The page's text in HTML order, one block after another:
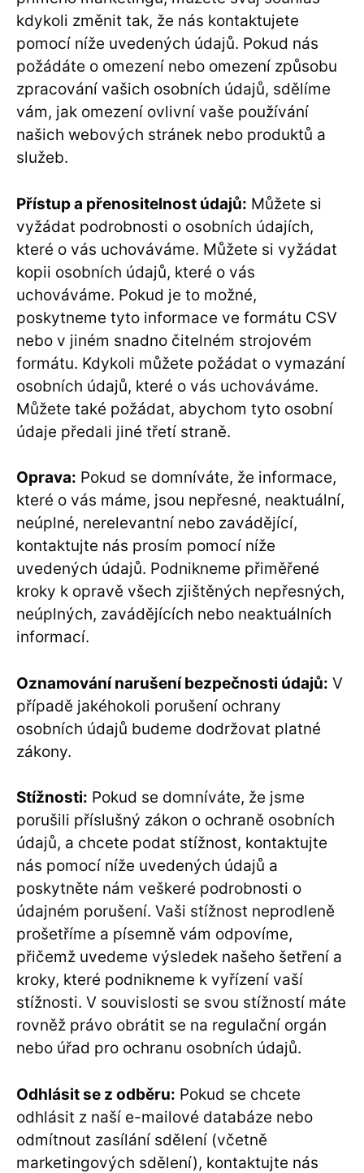
kdykoli změnit tak, že nás kontaktujete
pomocí níže uvedených údajů. Pokud nás
požádáte o omezení nebo omezení způsobu
zpracování vašich osobních údajů, sdělíme
vám, jak omezení ovlivní vaše používání
našich webových stránek nebo produktů a
služeb.
Přístup a přenositelnost údajů: Můžete si
vyžádat podrobnosti o osobních údajích,
které o vás uchováváme. Můžete si vyžádat
kopii osobních údajů, které o vás
uchováváme. Pokud je to možné,
poskytneme tyto informace ve formátu CSV
nebo v jiném snadno čitelném strojovém
formátu. Kdykoli můžete požádat o vymazání
osobních údajů, které o vás uchováváme.
Můžete také požádat, abychom tyto osobní
údaje předali jiné třetí straně.
Oprava: Pokud se domníváte, že informace,
které o vás máme, jsou nepřesné, neaktuální,
neúplné, nerelevantní nebo zavádějící,
kontaktujte nás prosím pomocí níže
uvedených údajů. Podnikneme přiměřené
kroky k opravě všech zjištěných nepřesných,
neúplných, zavádějících nebo neaktuálních
informací.
Oznamování narušení bezpečnosti údajů: V
případě jakéhokoli porušení ochrany
osobních údajů budeme dodržovat platné
zákony.
Stížnosti: Pokud se domníváte, že jsme
porušili příslušný zákon o ochraně osobních
údajů, a chcete podat stížnost, kontaktujte
nás pomocí níže uvedených údajů a
poskytněte nám veškeré podrobnosti o
údajném porušení. Vaši stížnost neprodleně
prošetříme a písemně vám odpovíme,
přičemž uvedeme výsledek našeho šetření a
kroky, které podnikneme k vyřízení vaší
stížnosti. V souvislosti se svou stížností máte
rovněž právo obrátit se na regulační orgán
nebo úřad pro ochranu osobních údajů.
Odhlásit se z odběru: Pokud se chcete
odhlásit z naší e-mailové databáze nebo
odmítnout zasílání sdělení (včetně
marketingových sdělení), kontaktujte nás